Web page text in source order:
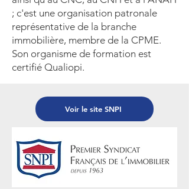
; c'est une organisation patronale
représentative de la branche
immobilière, membre de la CPME.
Son organisme de formation est
certifié Qualiopi.
Voir le site SNPI